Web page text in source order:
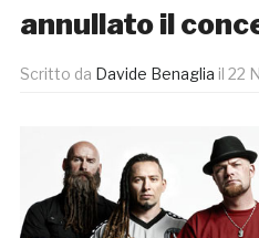
annullato il
Scritto da Davide Benaglia il 22